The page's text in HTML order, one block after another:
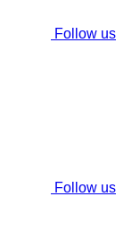
Follow us
Follow us